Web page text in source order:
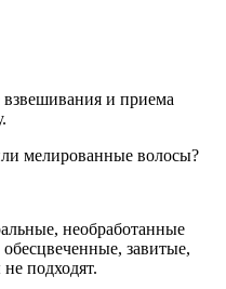
взвешивания и приема
мелированные волосы?
необработанные
завитые,
подходят.